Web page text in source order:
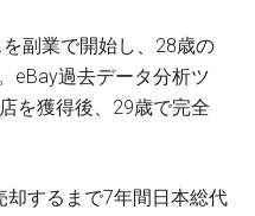
副業で開始し、28歳の
eBay過去データ分析ツ
を獲得後、29歳で完全
却するまで7年間日本総代